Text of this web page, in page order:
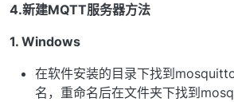
4.新建MQTT服务器方法
1. Windows
在软件安装的目录下找到
名，重命名后在文件夹下找到